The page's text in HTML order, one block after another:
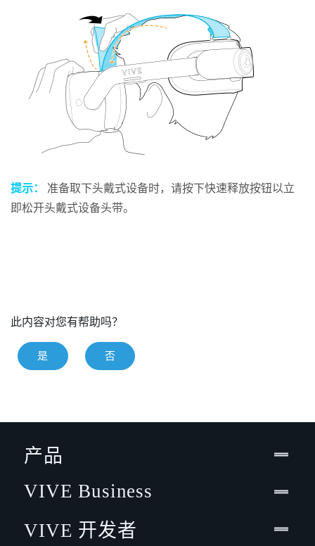
提示： 准备取下头戴式设备时，请按下快速释放按钮以立
即松开头戴式设备头带。
此内容对您有帮助吗？
是 否
产品
VIVE Business
VIVE 开发者